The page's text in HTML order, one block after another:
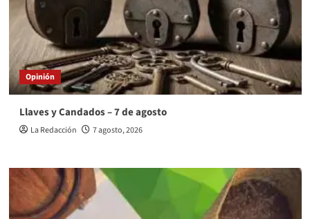
Opinión
Llaves y Candados – 7 de agosto
La Redacción 7 agosto, 2026